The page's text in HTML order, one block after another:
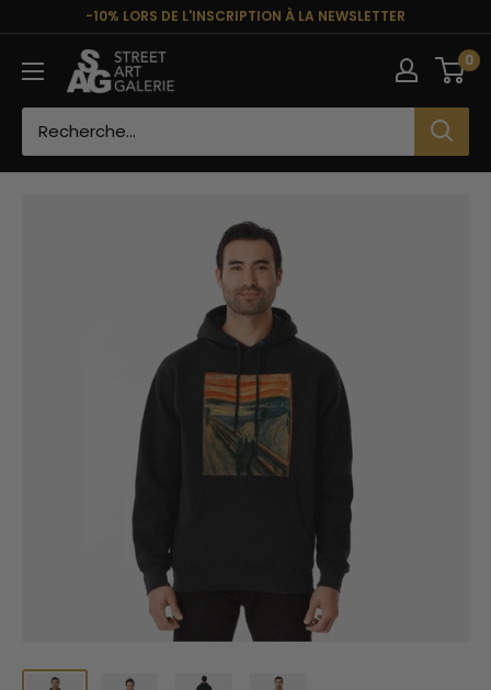
contenu
-10% LORS DE L'INSCRIPTION À LA NEWSLETTER
Street
Art
0